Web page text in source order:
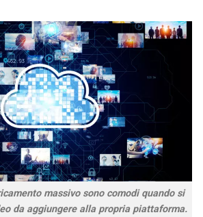
massivo sono comodi quando si
da aggiungere alla propria piattaforma.